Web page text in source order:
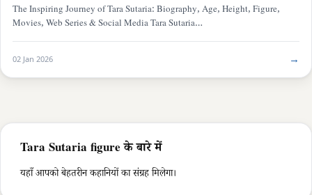
The Inspiring Journey of Tara Sutaria: Biography, Age, Height, Figure,
Movies, Web Series & Social Media Tara Sutaria…
02 Jan 2026 →
Tara Sutaria figure के बारे में
यहाँ आपको बेहतरीन कहानियों का संग्रह मिलेगा।